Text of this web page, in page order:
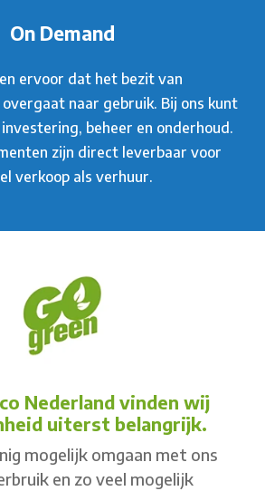
On Demand
ervoor dat het bezit van
naar gebruik. Bij ons kunt
beheer en onderhoud.
zijn direct leverbaar voor
verkoop als verhuur.
Nederland vinden wij
uiterst belangrijk.
mogelijk omgaan met ons
en zo veel mogelijk